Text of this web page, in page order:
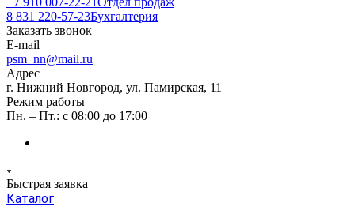
8 831 220-57-23Бухгалтерия
Заказать звонок
E-mail
psm_nn@mail.ru
Адрес
г. Нижний Новгород, ул. Памирская, 11
Режим работы
Пн. – Пт.: с 08:00 до 17:00
Быстрая заявка
Каталог